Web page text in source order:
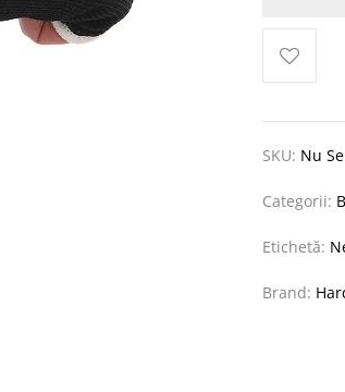
SKU: Nu
Categorii:
Etichetă:
Brand: